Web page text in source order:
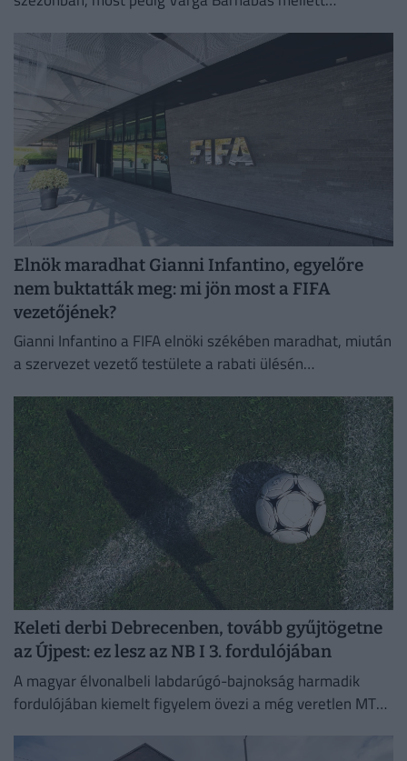
Elnök maradhat Gianni Infantino, egyelőre
nem buktatták meg: mi jön most a FIFA
vezetőjének?
Gianni Infantino a FIFA elnöki székében maradhat, miután
a szervezet vezető testülete a rabati ülésén
Keleti derbi Debrecenben, tovább gyűjtögetne
az Újpest: ez lesz az NB I 3. fordulójában
A magyar élvonalbeli labdarúgó-bajnokság harmadik
fordulójában kiemelt figyelem övezi a még veretlen MTK